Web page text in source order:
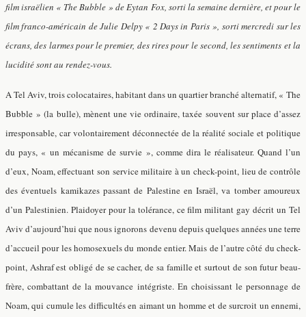
film israëlien « The Bubble » de Eytan Fox, sorti la semaine dernière, et pour le
film franco-américain de Julie Delpy « 2 Days in Paris », sorti mercredi sur les
écrans, des larmes pour le premier, des rires pour le second, les sentiments et la
lucidité sont au rendez-vous.
A Tel Aviv, trois colocataires, habitant dans un quartier branché alternatif, « The
Bubble » (la bulle), mènent une vie ordinaire, taxée souvent sur place d’assez
irresponsable, car volontairement déconnectée de la réalité sociale et politique
du pays, « un mécanisme de survie », comme dira le réalisateur. Quand l’un
d’eux, Noam, effectuant son service militaire à un check-point, lieu de contrôle
des éventuels kamikazes passant de Palestine en Israël,va tomber amoureux
d’un Palestinien. Plaidoyer pour la tolérance, ce film militant gay décrit un Tel
Aviv d’aujourd’hui que nous ignorons devenu depuis quelques années une terre
d’accueil pour les homosexuels du monde entier. Mais de l’autre côté du check-
point, Ashraf est obligé de se cacher, de sa famille et surtout de son futur beau-
frère, combattant de la mouvance intégriste. En choisissant le personnage de
Noam, qui cumule les difficultés en aimant un homme et de surcroit un ennemi,